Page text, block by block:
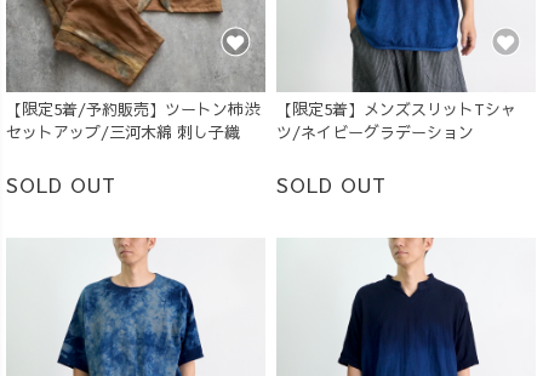
【限定5着/予約販売】ツートン柿渋
セットアップ/三河木綿 刺し子織
SOLD OUT
【限定5着】メンズスリットTシャ
ツ/ネイビーグラデーション
SOLD OUT